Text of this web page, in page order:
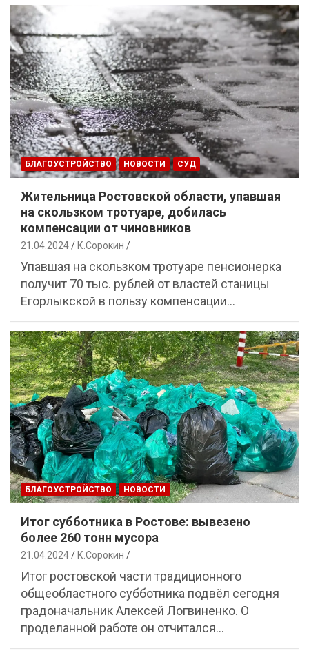
БЛАГОУСТРОЙСТВО НОВОСТИ СУД
Жительница Ростовской области, упавшая
на скользком тротуаре, добилась
компенсации от чиновников
21.04.2024 К.Сорокин
Упавшая на скользком тротуаре пенсионерка
получит 70 тыс. рублей от властей станицы
Егорлыкской в пользу компенсации…
БЛАГОУСТРОЙСТВО НОВОСТИ
Итог субботника в Ростове: вывезено
более 260 тонн мусора⠀
21.04.2024 К.Сорокин
Итог ростовской части традиционного
общеобластного субботника подвёл сегодня
градоначальник Алексей Логвиненко. О
проделанной работе он отчитался…